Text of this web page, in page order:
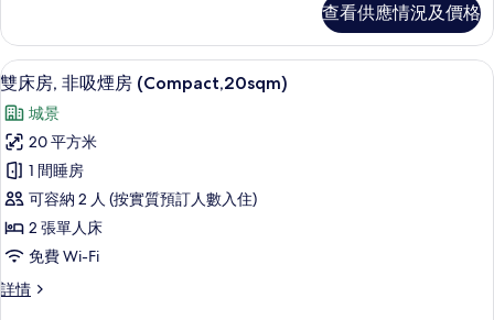
房,
非
吸
煙
房
(17sqm,
NO
view)
的
相
片
房,
非
吸
房
(17sqm,
NO
view)
詳
情
查看供應情況及價格
載
入
所
有
雙
床
房,
非
吸
高級寢具、羽絨被、遮光窗簾/窗簾、
10
雙床房, 非吸煙房 (Compact,20sqm)
城景
20 平方米
1 間睡房
可容納 2 人 (按實質預訂人數入住)
2 張單人床
免費 Wi-Fi
詳情
雙